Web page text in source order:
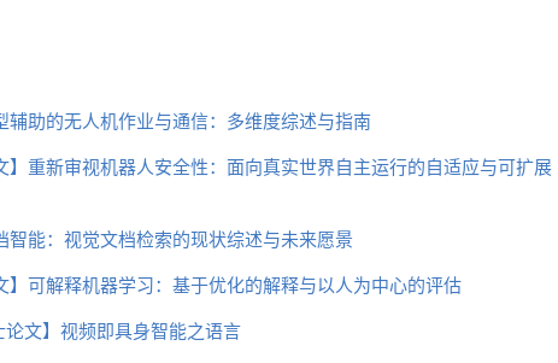
辅助的无人机作业与通信：多维度综述与指南
】重新审视机器人安全性：面向真实世界自主运行的自适应与可扩展
智能：视觉文档检索的现状综述与未来愿景
】可解释机器学习：基于优化的解释与以人为中心的评估
论文】视频即具身智能之语言